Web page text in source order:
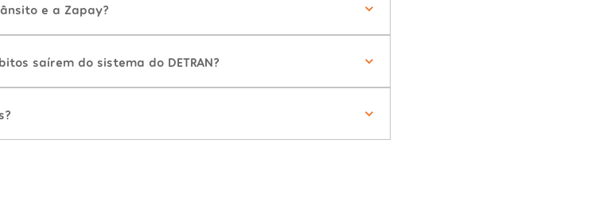
e a Zapay?
saírem do sistema do DETRAN?